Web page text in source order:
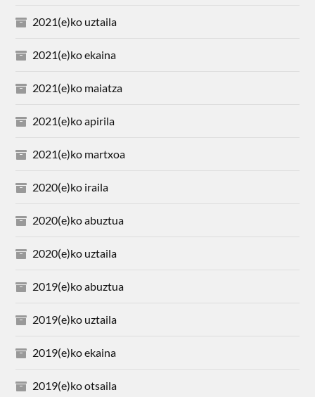
2021(e)ko uztaila
2021(e)ko ekaina
2021(e)ko maiatza
2021(e)ko apirila
2021(e)ko martxoa
2020(e)ko iraila
2020(e)ko abuztua
2020(e)ko uztaila
2019(e)ko abuztua
2019(e)ko uztaila
2019(e)ko ekaina
2019(e)ko otsaila